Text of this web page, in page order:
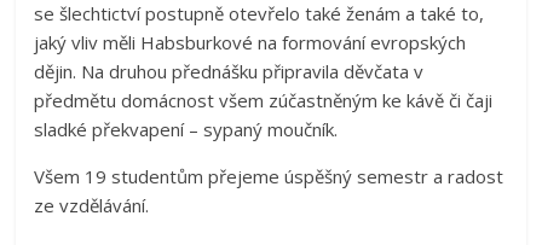
se šlechtictví postupně otevřelo také ženám a také to,
jaký vliv měli Habsburkové na formování evropských
dějin. Na druhou přednášku připravila děvčata v
předmětu domácnost všem zúčastněným ke kávě či čaji
sladké překvapení – sypaný moučník.
Všem 19 studentům přejeme úspěšný semestr a radost
ze vzdělávání.